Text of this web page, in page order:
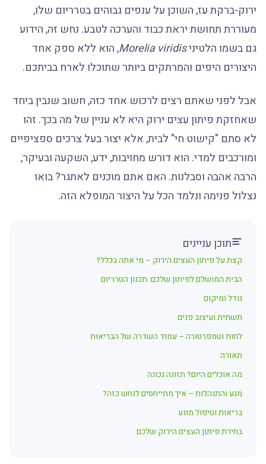
ירוק-ברקת עז, השוכן על ענפים גבוהים בטרריום שלו,
מעוררת תחושת יראת כבוד והערכה לטבע. נחש זה, הידוע
גם בשמו הלטיניMorelia viridis, הוא ללא ספק אחד
היצורים היפים והמרתקים ביותר שתוכלו לארח בביתכם.
אבל לפני שאתם רצים לרכוש אחד כזה, חשוב שנבין ביחד
שאחזקת פיתון עצים ירוק היא לא עניין של מה בכך. זהו
לא סתם "קישוט חי" לבית, אלא יצור בעל צרכים ספציפיים
ומורכבים למדי. הוא דורש מחויבות, ידע, השקעה ובעיקר,
הרבה אהבה וסבלנות. האם אתם מוכנים לאתגר? בואו
נצלול פנימה ונלמד הכל על היצור המופלא הזה.
תוכן עניינים
קצת על פיתון העצים הירוק – מי אתה בכלל?
הבית המושלם לפיתון שלכם: תכנון הטרריום
גודל ומיקום
תשתית ועיצוב פנים
לחות וטמפרטורה – עמוד השדרה של הבריאות
תאורה
מה אוכלים היום? תזונה נכונה
מגע והתנהלות – איך מתייחסים לנחש כזה?
בריאות וטיפול מונע
בחירת פיתון העצים הירוק שלכם